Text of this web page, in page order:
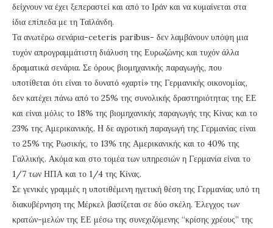
δείχνουν να έχει ξεπεραστεί και από το Ιράν και να κυμαίνεται στα
ίδια επίπεδα με τη Ταϊλάνδη.
Τα ανωτέρω σενάρια-ceteris paribus- δεν λαμβάνουν υπόψη μια
τυχόν απρογραμμάτιστη διάλυση της Ευρωζώνης και τυχόν άλλα
δραματικά σενάρια. Σε όρους βιομηχανικής παραγωγής, που
υποτίθεται ότι είναι το δυνατό «χαρτί» της Γερμανικής οικονομίας,
δεν κατέχει πάνω από το 25% της συνολικής δραστηριότητας της ΕΕ
και είναι μόλις το 18% της βιομηχανικής παραγωγής της Κίνας και το
23% της Αμερικανικής. Η δε αγροτική παραγωγή της Γερμανίας είναι
το 25% της Ρωσικής, το 13% της Αμερικανικής και το 40% της
Γαλλικής. Ακόμα και στο τομέα των υπηρεσιών η Γερμανία είναι το
1/7 των ΗΠΑ και το 1/4 της Κίνας.
Σε γενικές γραμμές η υποτιθέμενη ηγετική θέση της Γερμανίας υπό τη
διακυβέρνηση της Μέρκελ βασίζεται σε δύο σκέλη. Έλεγχος των
κρατών-μελών της ΕΕ μέσω της συνεχιζόμενης “κρίσης χρέους” της